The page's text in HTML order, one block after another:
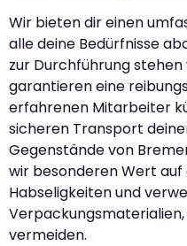
Wir bieten dir einen
alle deine Bedürfnisse
zur Durchführung stehen
garantieren eine
erfahrenen Mitarbeiter
sicheren Transport
Gegenstände von
wir besonderen Wert auf
Habseligkeiten und
vermeiden.